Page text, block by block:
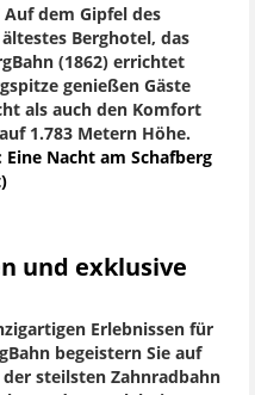
Auf dem Gipfel des
Berghotel, das
(1862) errichtet
genießen Gäste
als auch den Komfort
1.783 Metern Höhe.
Eine Nacht am Schafberg
und exklusive
Erlebnissen für
begeistern Sie auf
steilsten Zahnradbahn